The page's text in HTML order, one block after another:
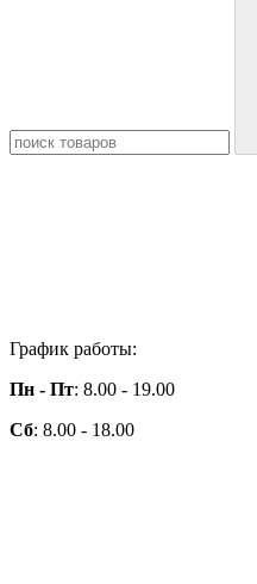
График работы:
Пн - Пт: 8.00 - 19.00
Сб: 8.00 - 18.00